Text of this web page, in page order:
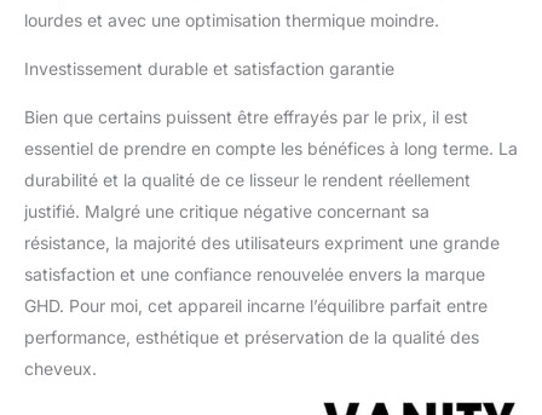
lourdes et avec une optimisation thermique moindre.
Investissement durable et satisfaction garantie
Bien que certains puissent être effrayés par le prix, il est
essentiel de prendre en compte les bénéfices à long terme. La
durabilité et la qualité de ce lisseur le rendent réellement
justifié. Malgré une critique négative concernant sa
résistance, la majorité des utilisateurs expriment une grande
satisfaction et une confiance renouvelée envers la marque
GHD. Pour moi, cet appareil incarne l’équilibre parfait entre
performance, esthétique et préservation de la qualité des
cheveux.